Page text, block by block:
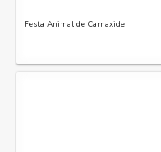
Festa Animal de Carnaxide